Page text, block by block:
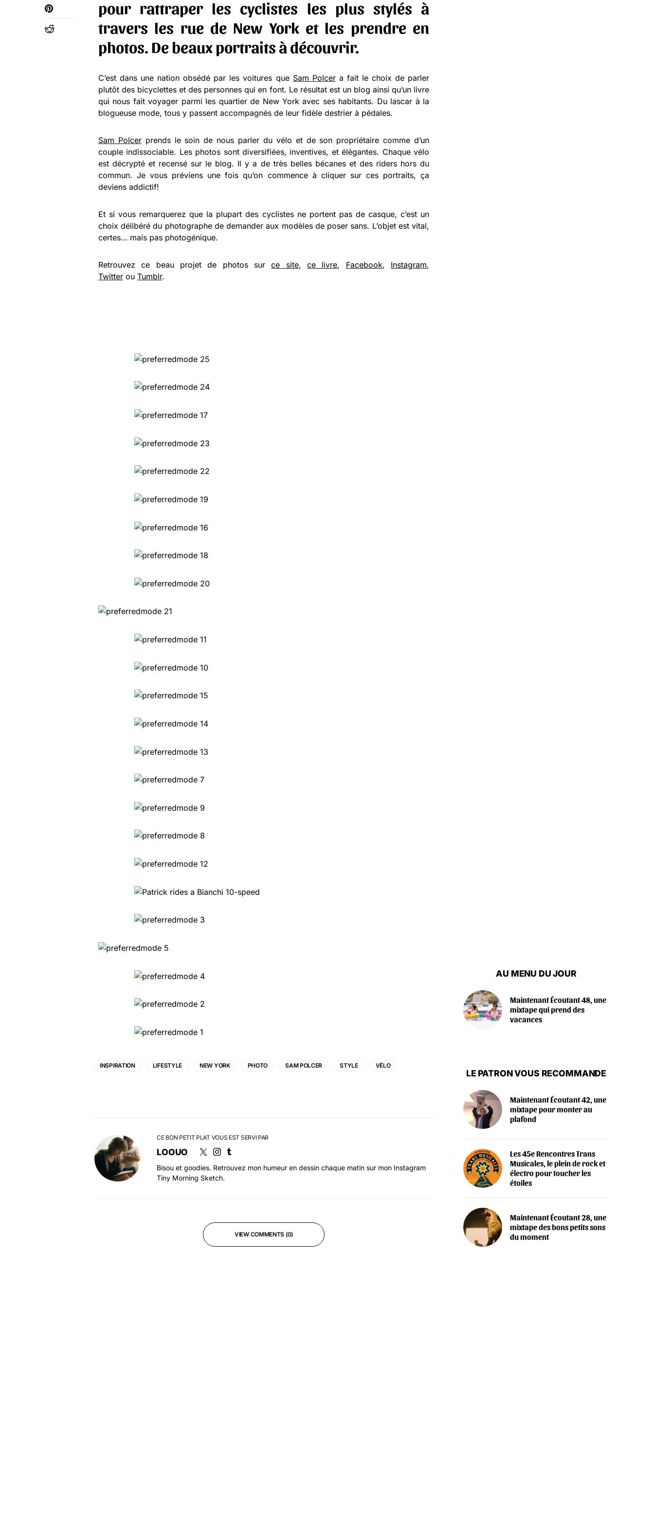
pour rattraper les cyclistes les plus stylés à
travers les rue de New York et les prendre en
photos. De beaux portraits à découvrir.
C’est dans une nation obsédé par les voitures que Sam Polcera fait le choix de parler
plutôt des bicyclettes et des personnes qui en font. Le résultat est un blog ainsi qu’un livre
qui nous fait voyager parmi les quartier de New York avec ses habitants. Du lascar à la
blogueuse mode, tous y passent accompagnés de leur fidèle destrier à pédales.
Sam Polcerprends le soin de nous parler du vélo et de son propriétaire comme d’un
couple indissociable. Les photos sont diversifiées, inventives, et élégantes. Chaque vélo
est décrypté et recensé sur le blog. Il y a de très belles bécanes et des riders hors du
commun. Je vous préviens une fois qu’on commence à cliquer sur ces portraits, ça
deviens addictif!
Et si vous remarquerez que la plupart des cyclistes ne portent pas de casque, c’est un
choix délibéré du photographe de demander aux modèles de poser sans. L’objet est vital,
certes… mais pas photogénique.
Retrouvez ce beau projet de photos surce site,ce livre, Facebook, Instagram,
Twitter ou Tumblr.
INSPIRATION LIFESTYLE NEW YORK PHOTO SAM POLCER STYLE VÉLO
CE BON PETIT PLAT VOUS EST SERVI PAR
LOOUO
Bisou et goodies. Retrouvez mon humeur en dessin chaque matin sur mon Instagram
Tiny Morning Sketch.
VIEW COMMENTS (0)
AU MENU DU JOUR
Maintenant Écoutant 48, une
mixtape qui prend des
vacances
LE PATRON VOUS RECOMMANDE
Maintenant Écoutant 42, une
mixtape pour monter au
plafond
Les 45e Rencontres Trans
Musicales, le plein de rock et
électro pour toucher les
étoiles
Maintenant Écoutant 28, une
mixtape des bons petits sons
du moment